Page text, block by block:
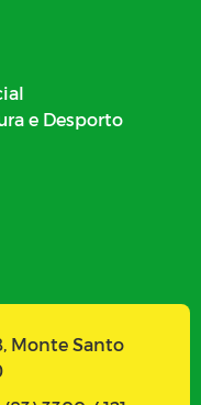
e Desporto
Monte Santo